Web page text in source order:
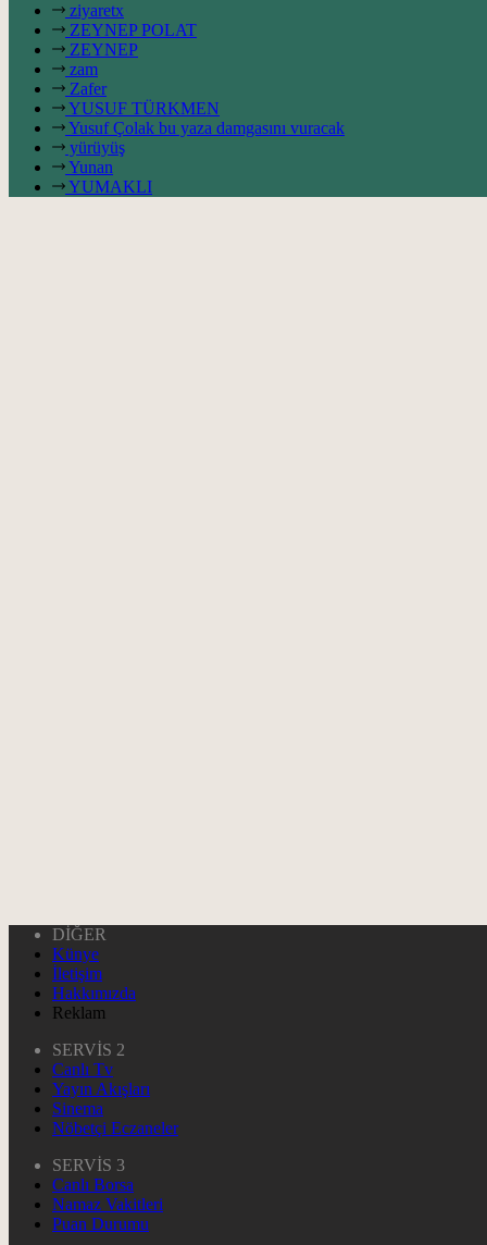
ziyaretx
ZEYNEP POLAT
ZEYNEP
zam
Zafer
YUSUF TÜRKMEN
Yusuf Çolak bu yaza damgasını vuracak
yürüyüş
Yunan
YUMAKLI
DİĞER
Künye
İletişim
Hakkımızda
Reklam
SERVİS 2
Canlı Tv
Yayın Akışları
Sinema
Nöbetçi Eczaneler
SERVİS 3
Canlı Borsa
Namaz Vakitleri
Puan Durumu